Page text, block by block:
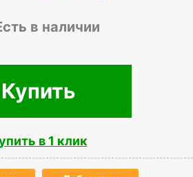
в наличии
Купить
в 1 клик